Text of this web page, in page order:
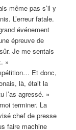
même pas s’il y
L’erreur fatale.
événement
épreuve de
Je me sentais
»
Et donc,
là, était la
l’as agressé. »
terminer. La
chef de presse
faire machine